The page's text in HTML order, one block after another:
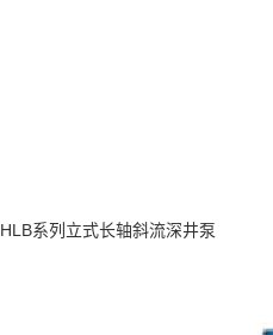
HLB系列立式长轴斜流深井泵